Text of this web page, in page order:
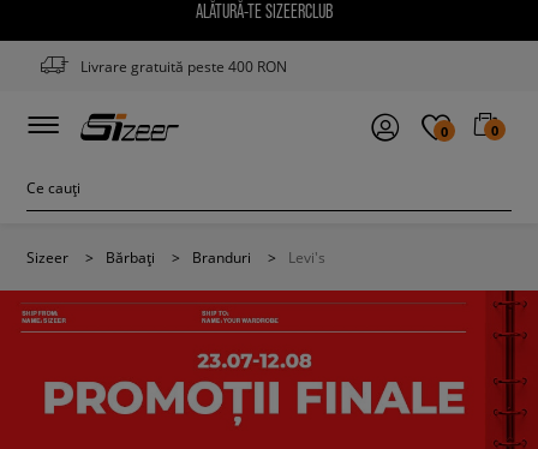
ALĂTURĂ-TE SIZEERCLUB
Livrare gratuită peste 400 RON
0 0
Sizeer > Bărbați > Branduri > Levi's